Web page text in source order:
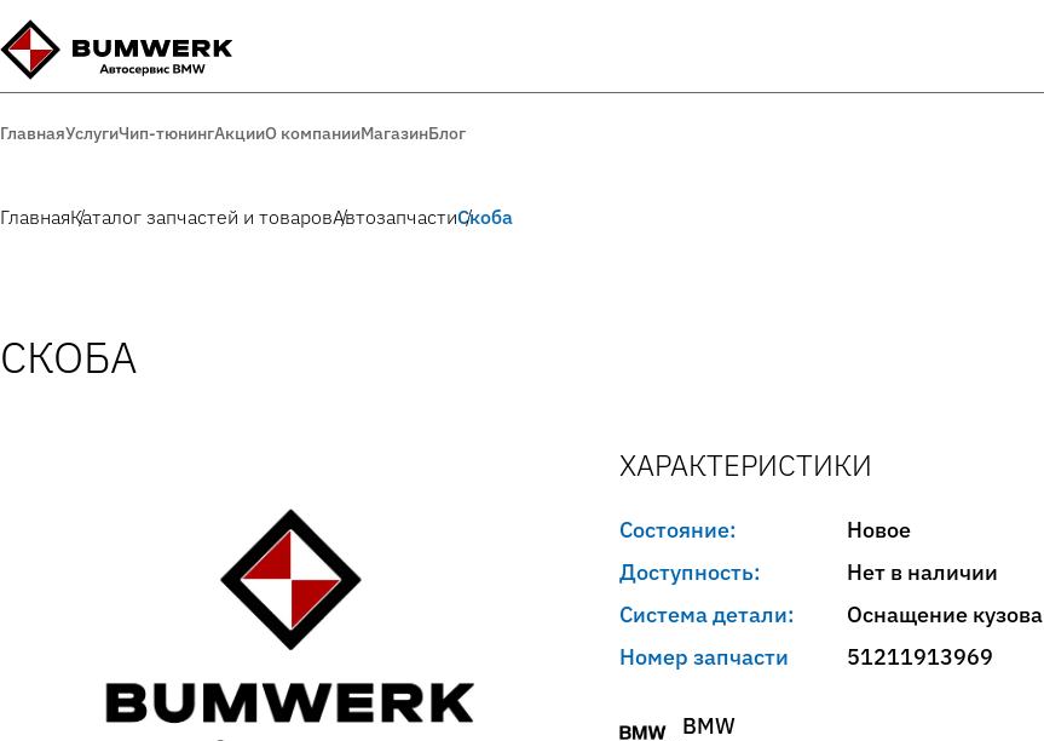
ГлавнаяУслугиЧип-тюнингАкцииО компанииМагазинБлог
ГлавнаяКаталог запчастей и товаровАвтозапчастиСкоба
СКОБА
ХАРАКТЕРИСТИКИ
Состояние:
Новое
Доступность:
Нет в наличии
Система детали:
Оснащение кузова
Номер запчасти
51211913969
BMW